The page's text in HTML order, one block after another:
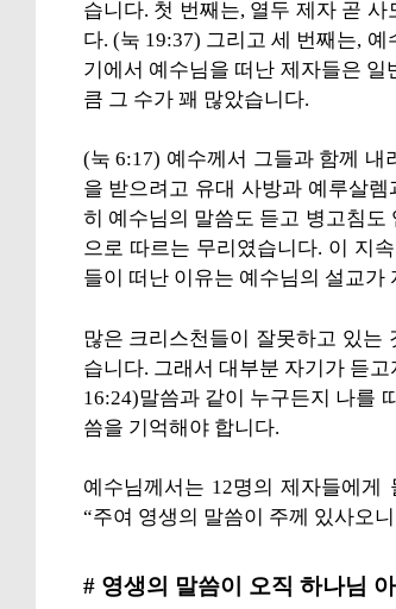
습니다. 첫 번째는, 열두 제자 곧
다. (눅 19:37) 그리고 세 번째는,
기에서 예수님을 떠난 제자들은 일
큼 그 수가 꽤 많았습니다.
(눅 6:17) 예수께서 그들과 함께
을 받으려고 유대 사방과 예루살
히 예수님의 말씀도 듣고 병고침도
으로 따르는 무리였습니다. 이 지
들이 떠난 이유는 예수님의 설교가
많은 크리스천들이 잘못하고 있는
습니다. 그래서 대부분 자기가 듣
16:24)말씀과 같이 누구든지 나를
씀을 기억해야 합니다.
예수님께서는 12명의 제자들에게
“주여 영생의 말씀이 주께 있사오
# 영생의 말씀이 오직 하나님